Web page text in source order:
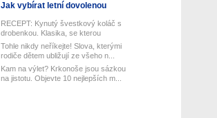
Jak vybírat letní dovolenou
RECEPT: Kynutý švestkový koláč s
drobenkou. Klasika, se kterou
zaboduj...
Tohle nikdy neříkejte! Slova, kterými
rodiče dětem ubližují ze všeho n...
Kam na výlet? Krkonoše jsou sázkou
na jistotu. Objevte 10 nejlepších m...